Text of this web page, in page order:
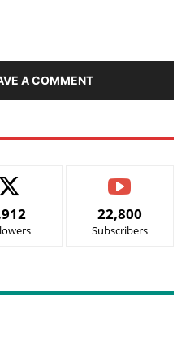
A COMMENT
22,800
Subscribers